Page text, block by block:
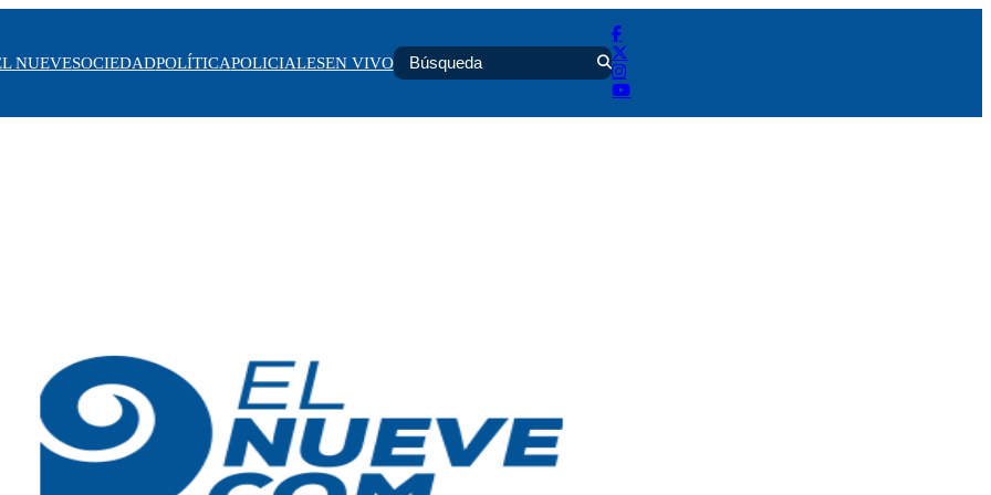
NUEVESOCIEDADPOLÍTICAPOLICIALESEN VIVO